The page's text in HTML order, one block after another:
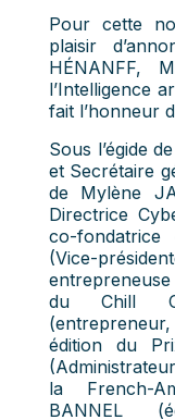
Pour cette
plaisir
HÉNANFF,
l’Intelligence
fait l’honneur
Sous l’égide
et Secrétaire
de Mylène
Directrice
co-fondatrice
(Vice-
du Chill
(entrepreneur,
édition du
la French-
BANNEL